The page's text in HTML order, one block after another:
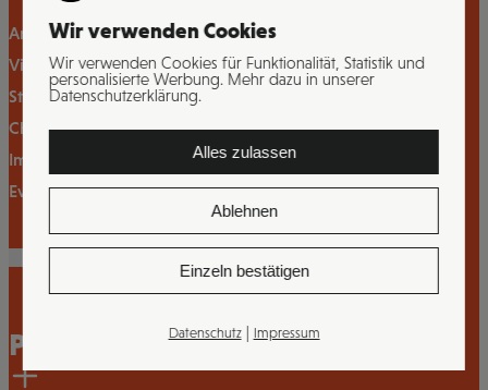
Analyse von Kultur, Struktur und Marktumfeld
Vision, Mission und Werteentwicklung
Strategische Zielbilder und Massnahmenpläne
Change- und Transformationsprozesse
Implementierung mit Wissenstransfer
Evaluation, Optimierung und KPIs
Public Affairs
Wir verwenden Cookies
Wir verwenden Cookies für Funktionalität, Statistik und
personalisierte Werbung. Mehr dazu in unserer
Datenschutzerklärung.
Alles zulassen
Ablehnen
Einzeln bestätigen
Datenschutz| Impressum